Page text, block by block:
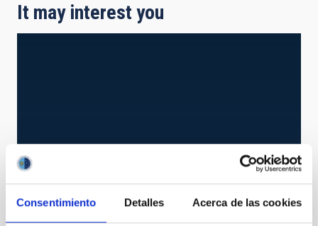
Consentimiento Detalles Acerca de las cookies
It may interest you